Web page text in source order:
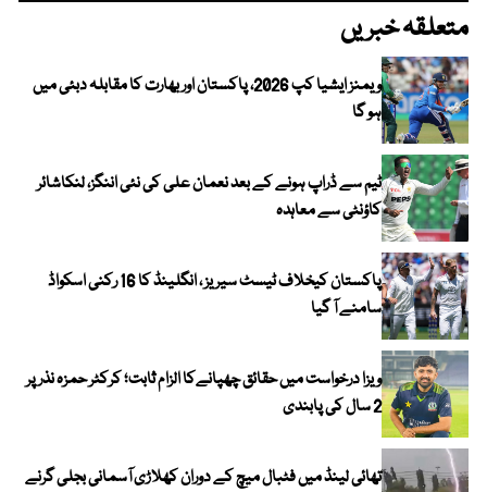
متعلقہ خبریں
ویمنز ایشیا کپ 2026، پاکستان اور بھارت کا مقابلہ دبئی میں
ہو گا
ٹیم سے ڈراپ ہونے کے بعد نعمان علی کی نئی اننگز، لنکاشائر
کاؤنٹی سے معاہدہ
پاکستان کیخلاف ٹیسٹ سیریز ، انگلینڈ کا 16 رکنی اسکواڈ
سامنے آ گیا
ویزا درخواست میں حقائق چھپانےکا الزام ثابت؛ کرکٹر حمزہ نذر پر
2 سال کی پابندی
تھائی لینڈ میں فٹبال میچ کے دوران کھلاڑی آسمانی بجلی گرنے